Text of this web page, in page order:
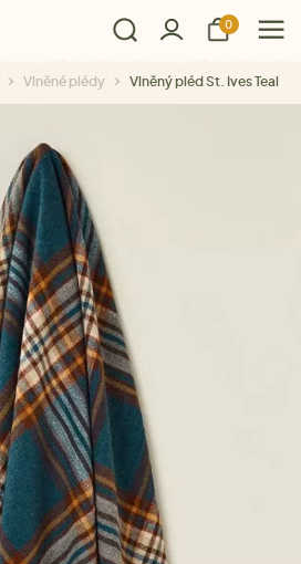
0
Vlněné plédy Vlněný pléd St. Ives Teal